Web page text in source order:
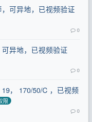
可异地，已视频验证
0
异地，已视频验证
0
， 170/50/C ，已视频
限
0